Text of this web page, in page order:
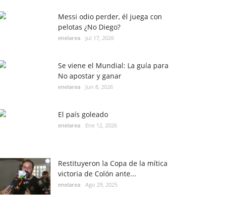
Messi odio perder, él juega con
pelotas ¿No Diego?
enelarea Jul 17, 2026
Se viene el Mundial: La guía para
No apostar y ganar
enelarea Jun 8, 2026
El país goleado
enelarea Ene 12, 2026
Restituyeron la Copa de la mítica
victoria de Colón ante...
enelarea Ago 29, 2025